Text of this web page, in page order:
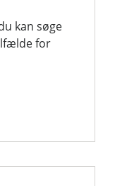
kan søge
for